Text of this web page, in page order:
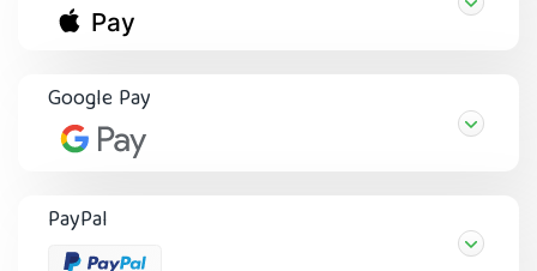
Google Pay
PayPal